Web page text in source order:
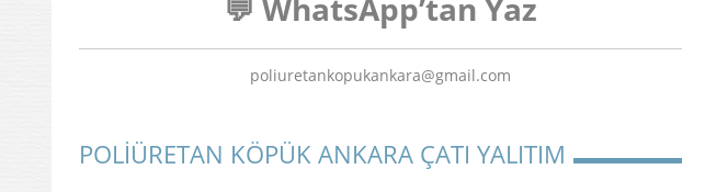
💬 WhatsApp’tan Yaz
poliuretankopukankara@gmail.com
POLİÜRETAN KÖPÜK ANKARA ÇATI YALITIM